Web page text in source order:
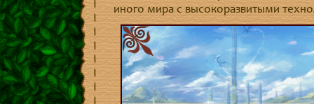
иного мира с высокоразвитыми